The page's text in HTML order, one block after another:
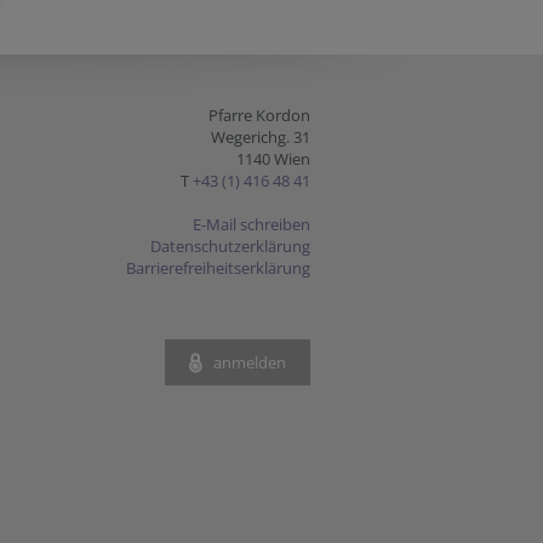
Pfarre Kordon
Wegerichg. 31
1140 Wien
T +43 (1) 416 48 41
E-Mail schreiben
Datenschutzerklärung
Barrierefreiheitserklärung
anmelden